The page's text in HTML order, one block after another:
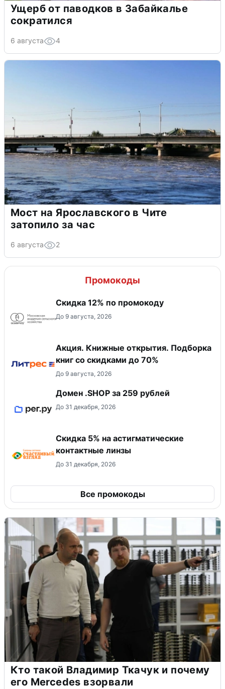
Ущерб от паводков в Забайкалье
сократился
6 августа 4
Мост на Ярославского в Чите
затопило за час
6 августа 2
Промокоды
Скидка 12% по промокоду
До 9 августа, 2026
Акция. Книжные открытия. Подборка
книг со скидками до 70%
До 9 августа, 2026
Домен .SHOP за 259 рублей
До 31 декабря, 2026
Скидка 5% на астигматические
контактные линзы
До 31 декабря, 2026
Все промокоды
Кто такой Владимир Ткачук и почему
его Mercedes взорвали